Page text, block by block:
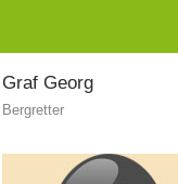
NEWS
Graf Georg
Bergretter